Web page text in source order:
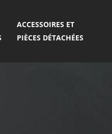
ACCESSOIRES ET
PIÈCES DÉTACHÉES